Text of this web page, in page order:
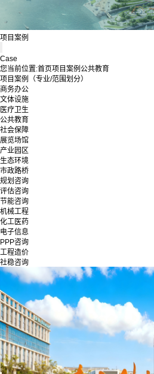
项目案例
Case
您当前位置:首页项目案例 公共教育
项目案例（专业/范围划分）
商务办公
文体设施
医疗卫生
公共教育
社会保障
展览场馆
产业园区
生态环境
市政路桥
规划咨询
评估咨询
节能咨询
机械工程
化工医药
电子信息
PPP咨询
工程造价
社稳咨询